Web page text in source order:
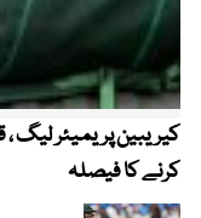
کرنے کا فیصلہ